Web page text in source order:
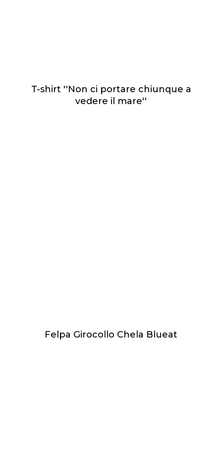
T-shirt ''Non ci portare chiunque a
vedere il mare''
Felpa Girocollo Chela Blueat